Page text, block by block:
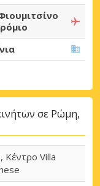
σε Ρώμη,
Κέντρο Villa